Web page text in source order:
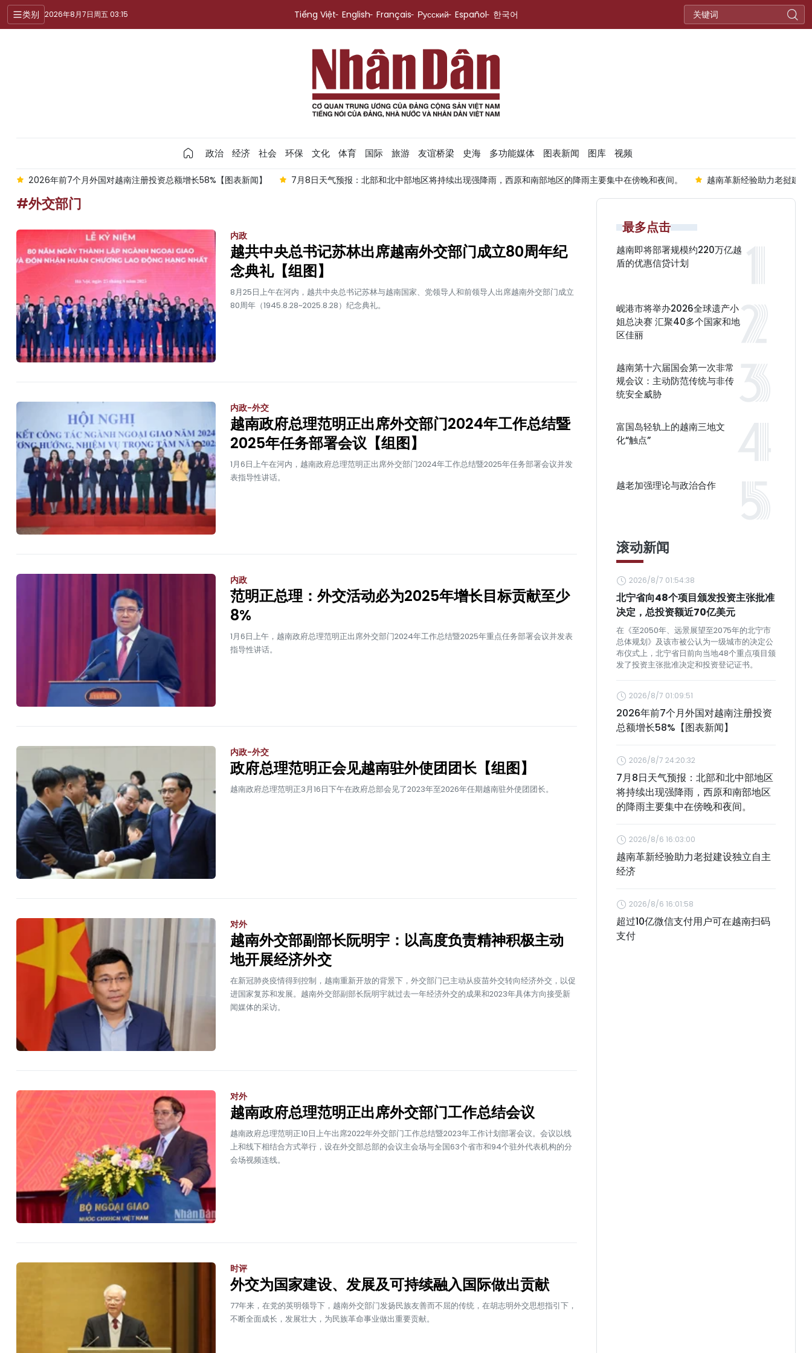
类别 2026年8月7日周五 03:15 Tiếng Việt English Français Русский Español 한국어
政治 经济 社会 环保 文化 体育 国际 旅游 友谊桥梁 史海 多功能媒体 图表新闻 图库 视频
册投资总额增长58%【图表新闻】 7月8日天气预报：北部和北中部地区将持续出现强降雨，西原和南部地区的降雨主要集中在傍晚和夜间。 越南革新经验助力老挝建设独立自主经济 超过10亿微信
#外交部门
内政
越共中央总书记苏林出席越南外交部门成立80周年纪
念典礼【组图】
8月25日上午在河内，越共中央总书记苏林与越南国家、党领导人和前领导人出席越南外交部门成立
80周年（1945.8.28~2025.8.28）纪念典礼。
内政-外交
越南政府总理范明正出席外交部门2024年工作总结暨
2025年任务部署会议【组图】
1月6日上午在河内，越南政府总理范明正出席外交部门2024年工作总结暨2025年任务部署会议并发
表指导性讲话。
内政
范明正总理：外交活动必为2025年增长目标贡献至少
8%
1月6日上午，越南政府总理范明正出席外交部门2024年工作总结暨2025年重点任务部署会议并发表
指导性讲话。
内政-外交
政府总理范明正会见越南驻外使团团长【组图】
越南政府总理范明正3月16日下午在政府总部会见了2023年至2026年任期越南驻外使团团长。
对外
越南外交部副部长阮明宇：以高度负责精神积极主动
地开展经济外交
在新冠肺炎疫情得到控制，越南重新开放的背景下，外交部门已主动从疫苗外交转向经济外交，以促
进国家复苏和发展。越南外交部副部长阮明宇就过去一年经济外交的成果和2023年具体方向接受新
闻媒体的采访。
对外
越南政府总理范明正出席外交部门工作总结会议
越南政府总理范明正10日上午出席2022年外交部门工作总结暨2023年工作计划部署会议。会议以线
上和线下相结合方式举行，设在外交部总部的会议主会场与全国63个省市和94个驻外代表机构的分
会场视频连线。
时评
外交为国家建设、发展及可持续融入国际做出贡献
77年来，在党的英明领导下，越南外交部门发扬民族友善而不屈的传统，在胡志明外交思想指引下，
不断全面成长，发展壮大，为民族革命事业做出重要贡献。
最多点击
越南即将部署规模约220万亿越
盾的优惠信贷计划
岘港市将举办2026全球遗产小
姐总决赛 汇聚40多个国家和地
区佳丽
越南第十六届国会第一次非常
规会议：主动防范传统与非传
统安全威胁
富国岛轻轨上的越南三地文
化“触点”
越老加强理论与政治合作
滚动新闻
2026/8/7 01:54:38
北宁省向48个项目颁发投资主张批准
决定，总投资额近70亿美元
在《至2050年、远景展望至2075年的北宁市
总体规划》及该市被公认为一级城市的决定公
布仪式上，北宁省日前向当地48个重点项目颁
发了投资主张批准决定和投资登记证书。
2026/8/7 01:09:51
2026年前7个月外国对越南注册投资
总额增长58%【图表新闻】
2026/8/7 24:20:32
7月8日天气预报：北部和北中部地区
将持续出现强降雨，西原和南部地区
的降雨主要集中在傍晚和夜间。
2026/8/6 16:03:00
越南革新经验助力老挝建设独立自主
经济
2026/8/6 16:01:58
超过10亿微信支付用户可在越南扫码
支付